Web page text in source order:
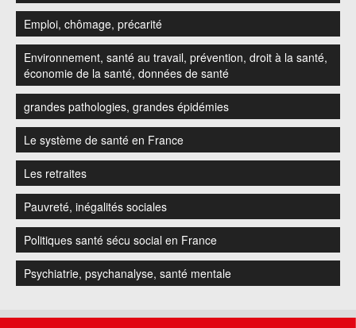
Emploi, chômage, précarité
Environnement, santé au travail, prévention, droit à la santé,
économie de la santé, données de santé
grandes pathologies, grandes épidémies
Le système de santé en France
Les retraites
Pauvreté, inégalités sociales
Politiques santé sécu social en France
Psychiatrie, psychanalyse, santé mentale